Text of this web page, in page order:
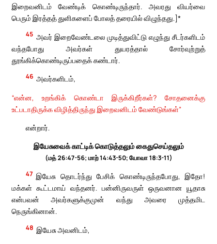
இறைவனிடம் வேண்டிக் கொண்டிருந்தார். அவரது வியர்வை
பெரும் இரத்தத் துளிகளைப் போலத் தரையில் விழுந்தது.]*
45 அவர் இறைவேண்டலை முடித்துவிட்டு எழுந்து சீடர்களிடம்
வந்தபோது அவர்கள் துயரத்தால் சோர்வுற்றுத்
தூங்கிக்கொண்டிருப்பதைக் கண்டார்.
46 அவர்களிடம்,
“என்ன, உறங்கிக் கொண்டா இருக்கிறீர்கள்? சோதனைக்கு
உட்படாதிருக்க விழித்திருந்து இறைவனிடம் வேண்டுங்கள்”
என்றார்.
இயேசுவைக் காட்டிக் கொடுத்தலும் கைதுசெய்தலும்
(மத் 26:47-56; மாற் 14:43-50; யோவா 18:3-11)
47 இயேசு தொடர்ந்து பேசிக் கொண்டிருந்தபோது, இதோ!
மக்கள் கூட்டமாய் வந்தனர். பன்னிருவருள் ஒருவனான யூதாசு
என்பவன் அவர்களுக்குமுன் வந்து அவரை முத்தமிட
நெருங்கினான்.
48 இயேசு அவனிடம்,